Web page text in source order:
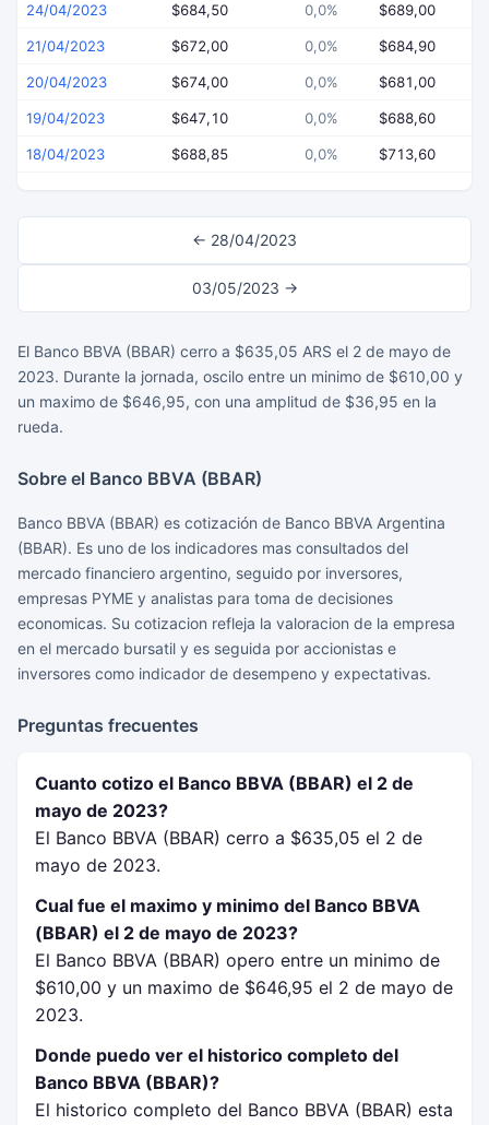
24/04/2023 $684,50 0,0% $689,00
21/04/2023 $672,00 0,0% $684,90
20/04/2023 $674,00 0,0% $681,00
19/04/2023 $647,10 0,0% $688,60
18/04/2023 $688,85 0,0% $713,60
← 28/04/2023
03/05/2023 →
El Banco BBVA (BBAR) cerro a $635,05 ARS el 2 de mayo de
2023. Durante la jornada, oscilo entre un minimo de $610,00 y
un maximo de $646,95, con una amplitud de $36,95 en la
rueda.
Sobre el Banco BBVA (BBAR)
Banco BBVA (BBAR) es cotización de Banco BBVA Argentina
(BBAR). Es uno de los indicadores mas consultados del
mercado financiero argentino, seguido por inversores,
empresas PYME y analistas para toma de decisiones
economicas. Su cotizacion refleja la valoracion de la empresa
en el mercado bursatil y es seguida por accionistas e
inversores como indicador de desempeno y expectativas.
Preguntas frecuentes
Cuanto cotizo el Banco BBVA (BBAR) el 2 de
mayo de 2023?
El Banco BBVA (BBAR) cerro a $635,05 el 2 de
mayo de 2023.
Cual fue el maximo y minimo del Banco BBVA
(BBAR) el 2 de mayo de 2023?
El Banco BBVA (BBAR) opero entre un minimo de
$610,00 y un maximo de $646,95 el 2 de mayo de
2023.
Donde puedo ver el historico completo del
Banco BBVA (BBAR)?
El historico completo del Banco BBVA (BBAR) esta